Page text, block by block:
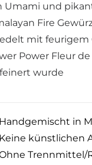
Umami und
Fire
mit feurigem
Power Fleur
wurde
Handgemischt in
Keine künstlichen
Trennmittel/